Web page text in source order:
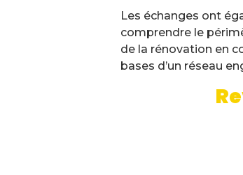
Les échanges ont
comprendre le
de la rénovation en
bases d’un réseau